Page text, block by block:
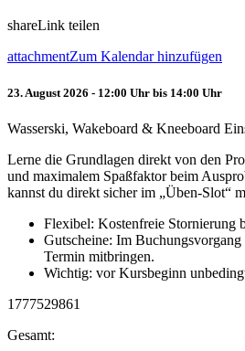
shareLink teilen
attachmentZum Kalendar hinzufügen
23. August 2026 - 12:00 Uhr bis 14:00 Uhr
Wasserski, Wakeboard & Kneeboard
Lerne die Grundlagen direkt von den
und maximalem Spaßfaktor beim
kannst du direkt sicher im „Üben-Slot“
Flexibel: Kostenfreie Stornierung
Gutscheine: Im
Termin mitbringen.
Wichtig: vor Kursbeginn
1777529861
Gesamt: